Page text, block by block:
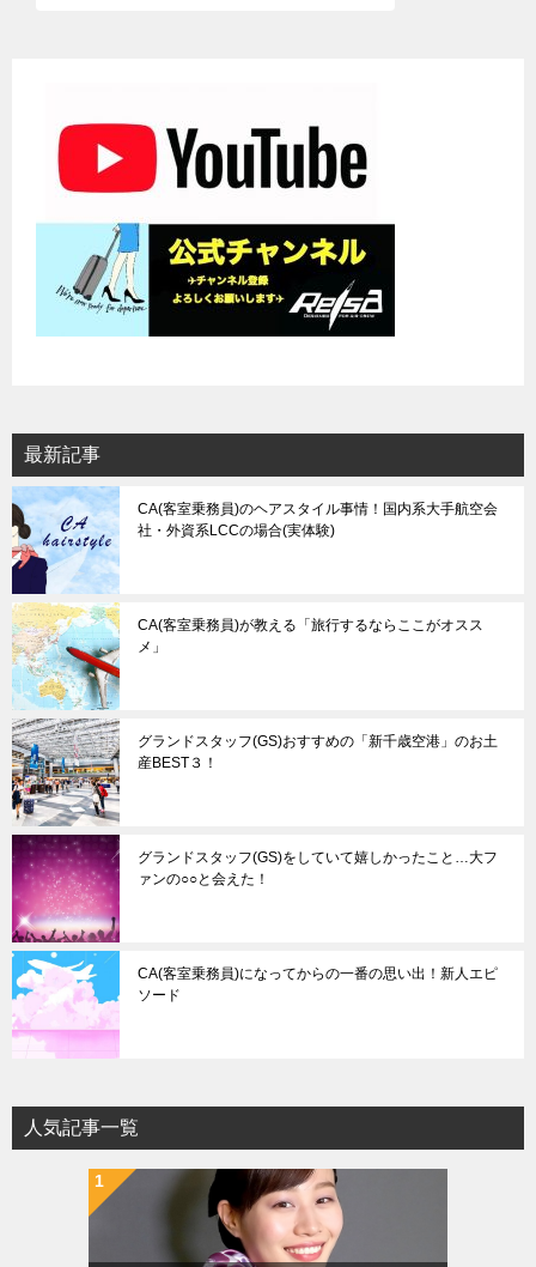
最新記事
CA(客室乗務員)のヘアスタイル事情！国内系大手航空会
社・外資系LCCの場合(実体験)
CA(客室乗務員)が教える「旅行するならここがオスス
メ」
グランドスタッフ(GS)おすすめの「新千歳空港」のお土
産BEST３！
グランドスタッフ(GS)をしていて嬉しかったこと…大フ
ァンの○○と会えた！
CA(客室乗務員)になってからの一番の思い出！新人エピ
ソード
人気記事一覧